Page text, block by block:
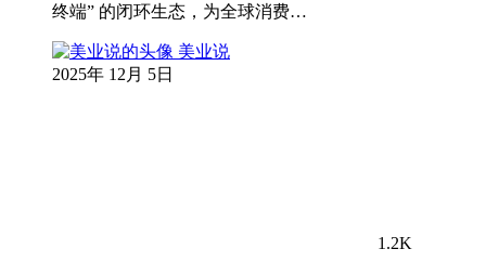
终端” 的闭环生态，为全球消费…
美业说
2025年 12月 5日
1.2K